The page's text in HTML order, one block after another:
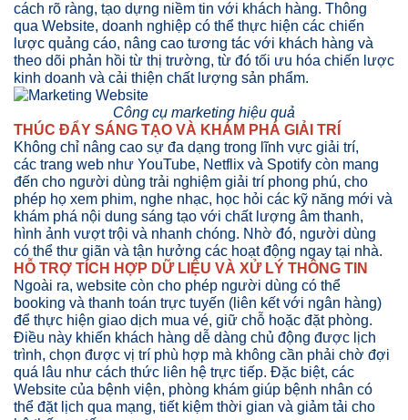
cách rõ ràng, tạo dựng niềm tin với khách hàng. Thông
qua Website, doanh nghiệp có thể thực hiện các chiến
lược quảng cáo, nâng cao tương tác với khách hàng và
theo dõi phản hồi từ thị trường, từ đó tối ưu hóa chiến lược
kinh doanh và cải thiện chất lượng sản phẩm.
Công cụ marketing hiệu quả
THÚC ĐẨY SÁNG TẠO VÀ KHÁM PHÁ GIẢI TRÍ
Không chỉ nâng cao sự đa dạng trong lĩnh vực giải trí,
các trang web như YouTube, Netflix và Spotify còn mang
đến cho người dùng trải nghiệm giải trí phong phú, cho
phép họ xem phim, nghe nhạc, học hỏi các kỹ năng mới và
khám phá nội dung sáng tạo với chất lượng âm thanh,
hình ảnh vượt trội và nhanh chóng. Nhờ đó, người dùng
có thể thư giãn và tận hưởng các hoạt động ngay tại nhà.
HỖ TRỢ TÍCH HỢP DỮ LIỆU VÀ XỬ LÝ THÔNG TIN
Ngoài ra, website còn cho phép người dùng có thể
booking và thanh toán trực tuyến (liên kết với ngân hàng)
để thực hiện giao dịch mua vé, giữ chỗ hoặc đặt phòng.
Điều này khiến khách hàng dễ dàng chủ động được lịch
trình, chọn được vị trí phù hợp mà không cần phải chờ đợi
quá lâu như cách thức liên hệ trực tiếp. Đặc biệt, các
Website của bệnh viện, phòng khám giúp bệnh nhân có
thể đặt lịch qua mạng, tiết kiệm thời gian và giảm tải cho